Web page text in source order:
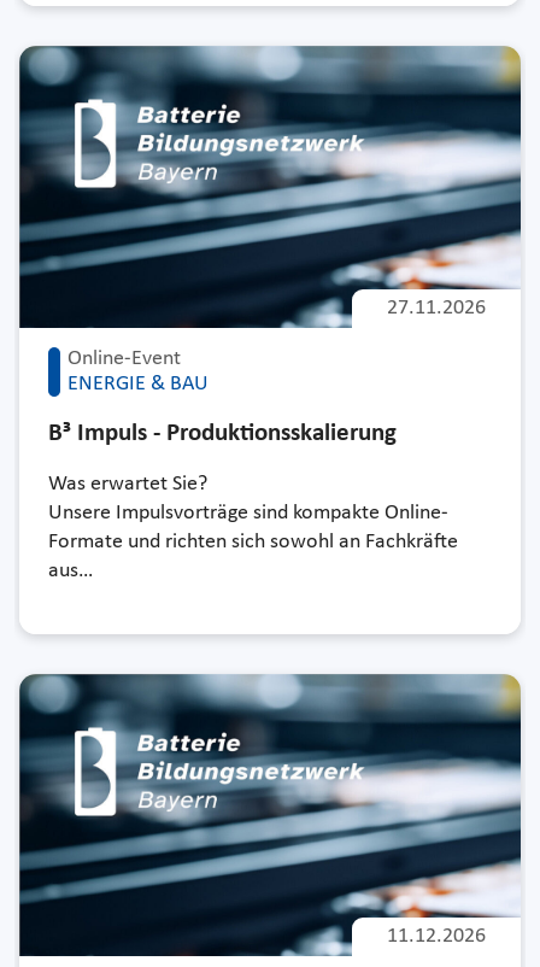
Online-Event
ENERGIE & BAU
27.11.2026
B³ Impuls - Produktionsskalierung
Was erwartet Sie?
Unsere Impulsvorträge sind kompakte Online-
Formate und richten sich sowohl an Fachkräfte
aus…
11.12.2026